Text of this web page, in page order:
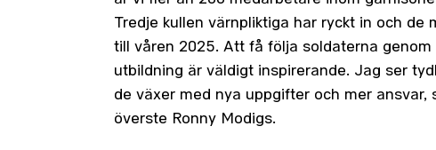
Tredje kullen värnpliktiga har ryckt in och de
till våren 2025. Att få följa soldaterna genom
utbildning är väldigt inspirerande. Jag ser
de växer med nya uppgifter och mer ansvar,
överste Ronny Modigs.